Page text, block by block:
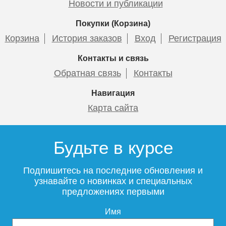
89 000
SQ 2 - 100
Скважинный насос Grundfos
SQ 1 - 95
Скважинный насос Grundfos
SQ 1 - 80
Новости и публикации
Покупки (Корзина)
Корзина История заказов Вход Регистрация
Контакты и связь
Обратная связь Контакты
Навигация
Карта сайта
Будьте в курсе
Подпишитесь на последние обновления и
узнавайте о новинках и специальных
предложениях первыми
Имя